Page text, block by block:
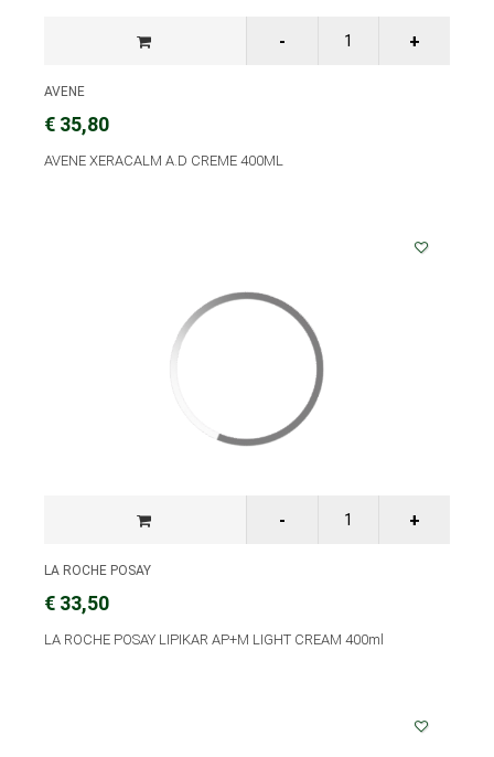
AVENE
€ 35,80
AVENE XERACALM A.D CREME 400ML
LA ROCHE POSAY
€ 33,50
LA ROCHE POSAY LIPIKAR AP+M LIGHT CREAM 400ml